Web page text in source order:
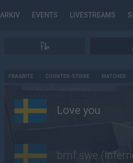
ARKIV EVENTS LIVESTREAMS
FRAGBITE COUNTER-STRIKE MATCHER
Love you
bmf.swe